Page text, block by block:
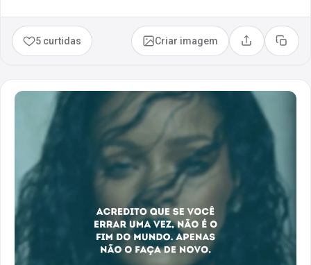
5 curtidas Criar imagem Compartilhar
Copiar